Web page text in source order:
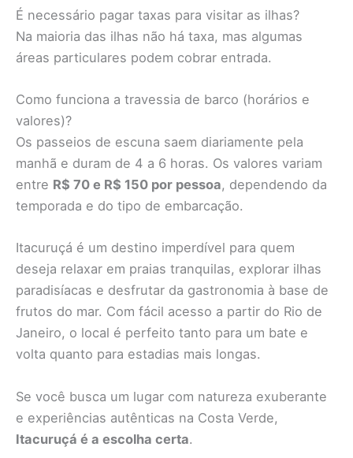
É necessário pagar taxas para visitar as ilhas?
Na maioria das ilhas não há taxa, mas algumas
áreas particulares podem cobrar entrada.
Como funciona a travessia de barco (horários e
valores)?
Os passeios de escuna saem diariamente pela
manhã e duram de 4 a 6 horas. Os valores variam
entre R$ 70 e R$ 150 por pessoa, dependendo da
temporada e do tipo de embarcação.
Itacuruçá é um destino imperdível para quem
deseja relaxar em praias tranquilas, explorar ilhas
paradisíacas e desfrutar da gastronomia à base de
frutos do mar. Com fácil acesso a partir do Rio de
Janeiro, o local é perfeito tanto para um bate e
volta quanto para estadias mais longas.
Se você busca um lugar com natureza exuberante
e experiências autênticas na Costa Verde,
Itacuruçá é a escolha certa.